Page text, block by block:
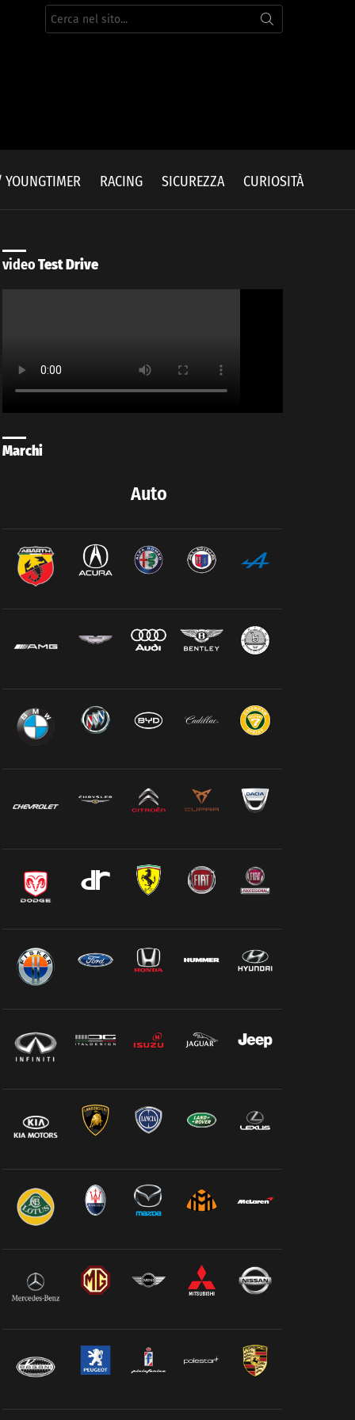
Cerca
per:
YOUNGTIMER RACING SICUREZZA CURIOSITÀ
videoTest Drive
Marchi
Auto